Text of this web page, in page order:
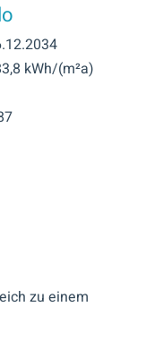
kWh/(m²a)
zu einem